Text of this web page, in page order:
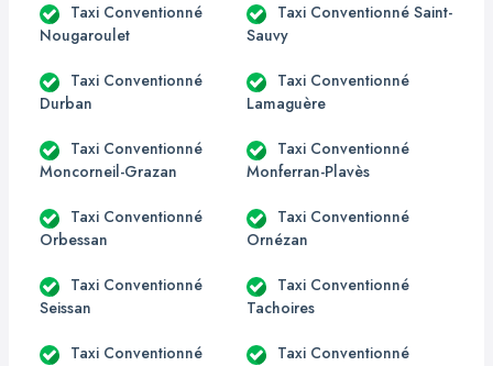
Taxi Conventionné
Nougaroulet
Taxi Conventionné Saint-
Sauvy
Taxi Conventionné
Durban
Taxi Conventionné
Lamaguère
Taxi Conventionné
Moncorneil-Grazan
Taxi Conventionné
Monferran-Plavès
Taxi Conventionné
Orbessan
Taxi Conventionné
Ornézan
Taxi Conventionné
Seissan
Taxi Conventionné
Tachoires
Taxi Conventionné
Taxi Conventionné